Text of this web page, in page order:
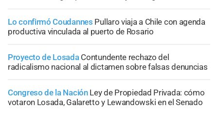
Lo confirmó Coudannes Pullaro viaja a Chile con agenda
productiva vinculada al puerto de Rosario
Proyecto de Losada Contundente rechazo del
radicalismo nacional al dictamen sobre falsas denuncias
Congreso de la Nación Ley de Propiedad Privada: cómo
votaron Losada, Galaretto y Lewandowski en el Senado